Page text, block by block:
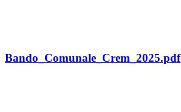
Bando_Comunale_Crem_2025.pdf